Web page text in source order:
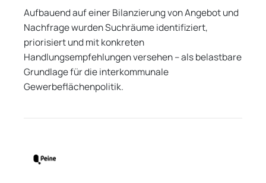
Aufbauend auf einer Bilanzierung von Angebot und
Nachfrage wurden Suchräume identifiziert,
priorisiert und mit konkreten
Handlungsempfehlungen versehen – als belastbare
Grundlage für die interkommunale
Gewerbeflächenpolitik.